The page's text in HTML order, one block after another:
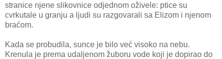
stranice njene slikovnice odjednom oživele: ptice su
cvrkutale u granju a ljudi su razgovarali sa Elizom i njenom
braćom.
Kada se probudila, sunce je bilo već visoko na nebu.
Krenula je prema udaljenom žuboru vode koji je dopirao do